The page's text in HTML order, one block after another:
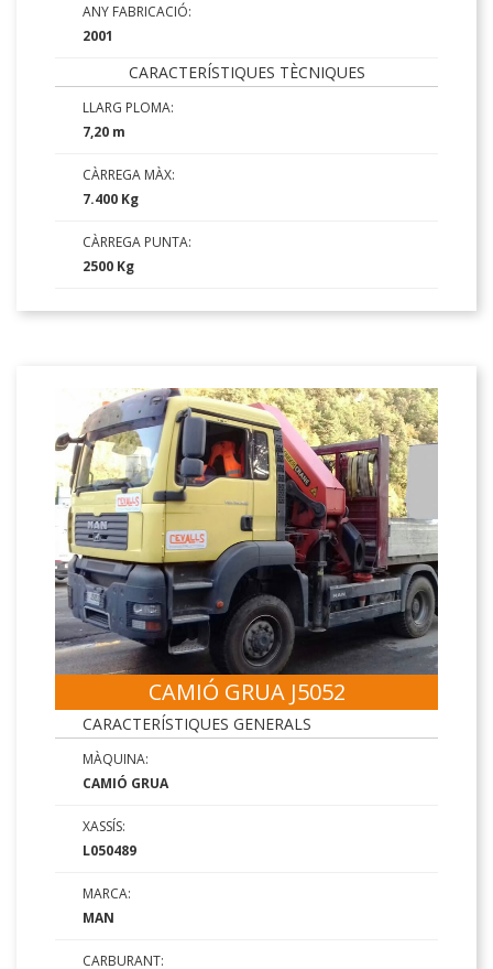
ANY FABRICACIÓ:
2001
CARACTERÍSTIQUES TÈCNIQUES
LLARG PLOMA:
7,20 m
CÀRREGA MÀX:
7.400 Kg
CÀRREGA PUNTA:
2500 Kg
CAMIÓ GRUA J5052
CARACTERÍSTIQUES GENERALS
MÀQUINA:
CAMIÓ GRUA
XASSÍS:
L050489
MARCA:
MAN
CARBURANT: